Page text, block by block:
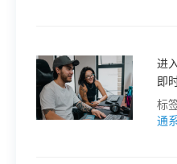
常
见
进
即
不
标
通